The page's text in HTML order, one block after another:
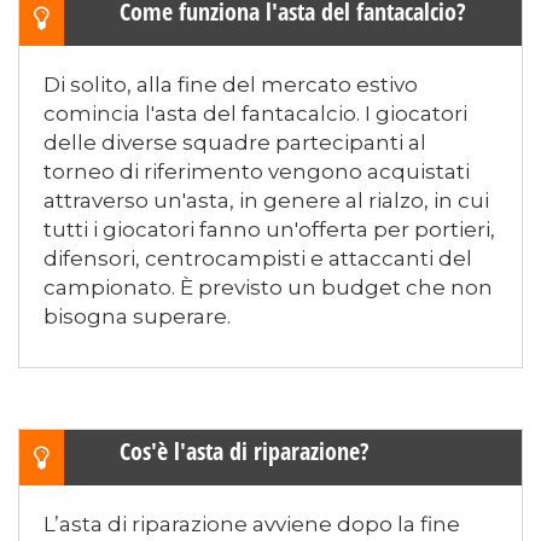
Come funziona l'asta del fantacalcio?
Di solito, alla fine del mercato estivo
comincia l'asta del fantacalcio. I giocatori
delle diverse squadre partecipanti al
torneo di riferimento vengono acquistati
attraverso un'asta, in genere al rialzo, in cui
tutti i giocatori fanno un'offerta per portieri,
difensori, centrocampisti e attaccanti del
campionato. È previsto un budget che non
bisogna superare.
Cos'è l'asta di riparazione?
L’asta di riparazione avviene dopo la fine